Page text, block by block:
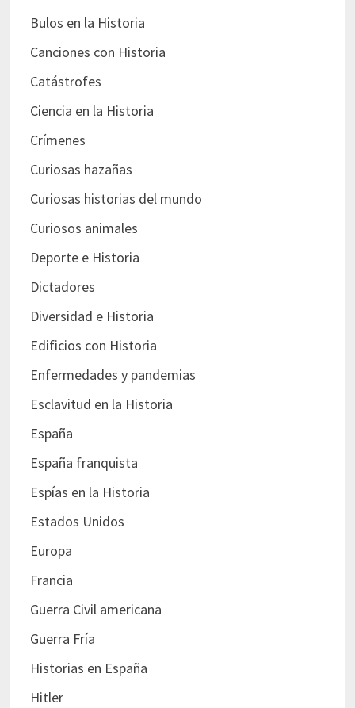
Bulos en la Historia
Canciones con Historia
Catástrofes
Ciencia en la Historia
Crímenes
Curiosas hazañas
Curiosas historias del mundo
Curiosos animales
Deporte e Historia
Dictadores
Diversidad e Historia
Edificios con Historia
Enfermedades y pandemias
Esclavitud en la Historia
España
España franquista
Espías en la Historia
Estados Unidos
Europa
Francia
Guerra Civil americana
Guerra Fría
Historias en España
Hitler